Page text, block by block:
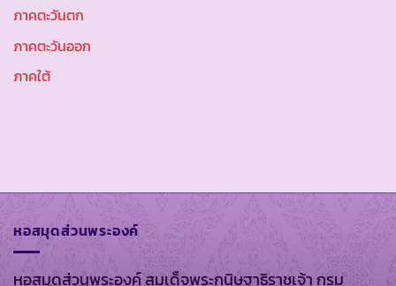
ภาคตะวันตก
ภาคตะวันออก
ภาคใต้
หอสมุดส่วนพระองค์
หอสมุดส่วนพระองค์ สมเด็จพระกนิษฐาธิราชเจ้า กรม